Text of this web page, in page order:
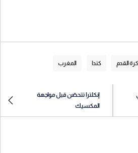
كرة القدم كندا المغرب
إنكلترا تتحصّن قبل مواجهة
المكسيك